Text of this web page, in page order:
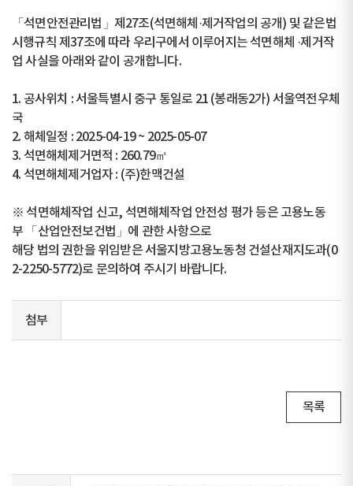
「석면안전관리법」제27조(석면해체·제거작업의 공개) 및 같은법
시행규칙 제37조에 따라 우리구에서 이루어지는 석면해체 ·제거작
업 사실을 아래와 같이 공개합니다.
1. 공사위치 : 서울특별시 중구 통일로 21 (봉래동2가) 서울역전우체
국
2. 해체일정 : 2025-04-19 ~ 2025-05-07
3. 석면해체제거면적 : 260.79㎡
4. 석면해체제거업자 : (주)한맥건설
※ 석면해체작업 신고, 석면해체작업 안전성 평가 등은 고용노동
부 「산업안전보건법」에 관한 사항으로
해당 법의 권한을 위임받은 서울지방고용노동청 건설산재지도과(0
2-2250-5772)로 문의하여 주시기 바랍니다.
첨부
목록